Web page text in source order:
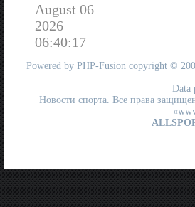
August 06
2026
06:40:17
Powered by PHP-Fusion copyright ©
Data
Новости спорта. Все права